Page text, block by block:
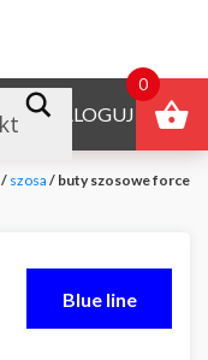
ZALOGUJ
/ szosa / buty szosowe force
Blue line
0